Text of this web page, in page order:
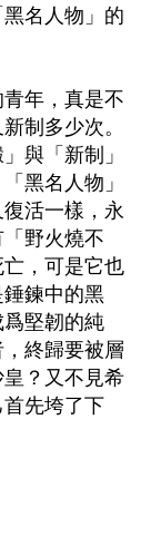
名人物」的
年，真是不
制多少次。
與「新制」
黑名人物」
活一樣，永
野火燒不
，可是它也
鍊中的黑
堅韌的純
終歸要被層
？又不見希
先垮了下